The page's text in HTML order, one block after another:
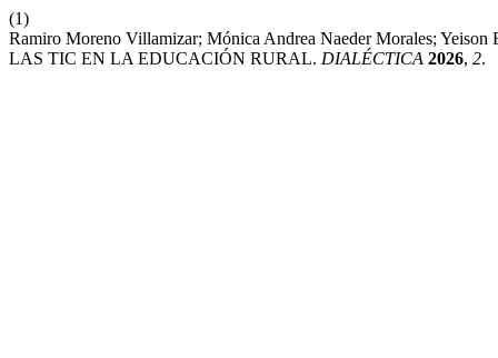
(1)
Ramiro Moreno Villamizar; Mónica Andrea Naeder Morales;
LAS TIC EN LA EDUCACIÓN RURAL. DIALÉCTICA 2026, 2.